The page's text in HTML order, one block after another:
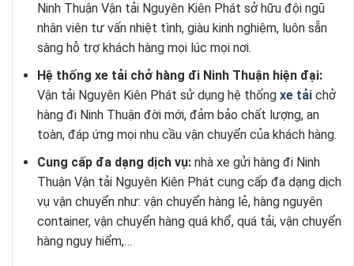
Ninh Thuận Vận tải Nguyên Kiên Phát sở hữu đội ngũ
nhân viên tư vấn nhiệt tình, giàu kinh nghiệm, luôn sẵn
sàng hỗ trợ khách hàng mọi lúc mọi nơi.
Hệ thống xe tải chở hàng đi Ninh Thuận hiện đại:
Vận tải Nguyên Kiên Phát sử dụng hệ thống xe tảichở
hàng đi Ninh Thuận đời mới, đảm bảo chất lượng, an
toàn, đáp ứng mọi nhu cầu vận chuyển của khách hàng.
Cung cấp đa dạng dịch vụ:nhà xe gửi hàng đi Ninh
Thuận Vận tải Nguyên Kiên Phát cung cấp đa dạng dịch
vụ vận chuyển như: vận chuyển hàng lẻ, hàng nguyên
container, vận chuyển hàng quá khổ, quá tải, vận chuyển
hàng nguy hiểm,…